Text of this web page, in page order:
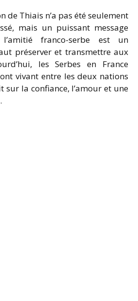
de Thiais n’a pas été seulement
mais un puissant message
franco-serbe est un
préserver et transmettre aux
les Serbes en France
vivant entre les deux nations
sur la confiance, l’amour et une